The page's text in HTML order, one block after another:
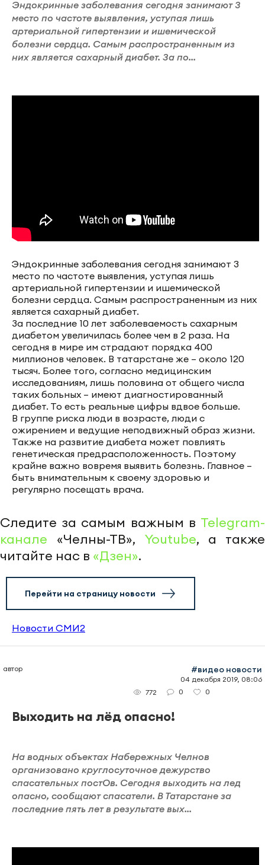
Эндокринные заболевания сегодня занимают 3
место по частоте выявления, уступая лишь
артериальной гипертензии и ишемической
болезни сердца. Самым распространенным из
них является сахарный диабет. За по...
Эндокринные заболевания сегодня занимают 3
место по частоте выявления, уступая лишь
артериальной гипертензии и ишемической
болезни сердца. Самым распространенным из них
является сахарный диабет.
За последние 10 лет заболеваемость сахарным
диабетом увеличилась более чем в 2 раза. На
сегодня в мире им страдают порядка 400
миллионов человек. В татарстане же – около 120
тысяч. Более того, согласно медицинским
исследованиям, лишь половина от общего числа
таких больных – имеют диагностированный
диабет. То есть реальные цифры вдвое больше.
В группе риска люди в возрасте, люди с
ожирением и ведущие неподвижный образ жизни.
Также на развитие диабета может повлиять
генетическая предрасположенность. Поэтому
крайне важно вовремя выявить болезнь. Главное –
быть внимательным к своему здоровью и
регулярно посещать врача.
Следите за самым важным в Telegram-
канале «Челны-ТВ», Youtube, а также
читайте нас в «Дзен».
Перейти на страницу новости
Новости СМИ2
автор #видео новости
04 декабря 2019, 08:06
772
0 0
Выходить на лёд опасно!
На водных объектах Набережных Челнов
организовано круглосуточное дежурство
спасательных постОв. Сегодня выходить на лед
опасно, сообщают спасатели. В Татарстане за
последние пять лет в результате вых...